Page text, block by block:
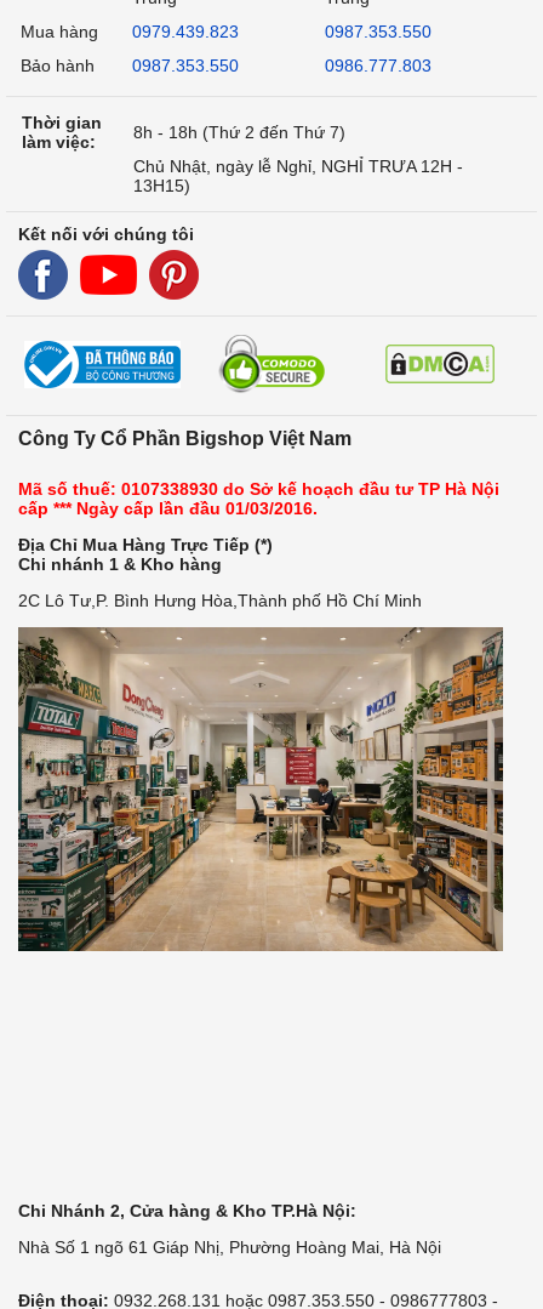
Mua hàng
0979.439.823
0987.353.550
Bảo hành
0987.353.550 0986.777.803
Thời gian
làm việc:
8h - 18h (Thứ 2 đến Thứ 7)
Chủ Nhật, ngày lễ Nghỉ, NGHỈ TRƯA 12H -
13H15)
Kết nối với chúng tôi
Công Ty Cổ Phần Bigshop Việt Nam
Mã số thuế: 0107338930 do Sở kế hoạch đầu tư TP Hà Nội
cấp *** Ngày cấp lần đầu 01/03/2016.
Địa Chỉ Mua Hàng Trực Tiếp (*)
Chi nhánh 1 & Kho hàng
2C Lô Tư,P. Bình Hưng Hòa,Thành phố Hồ Chí Minh
Chi Nhánh 2, Cửa hàng & Kho TP.Hà Nội:
Nhà Số 1 ngõ 61 Giáp Nhị, Phường Hoàng Mai, Hà Nội
Điện thoại: 0932.268.131 hoặc 0987.353.550 - 0986777803 -